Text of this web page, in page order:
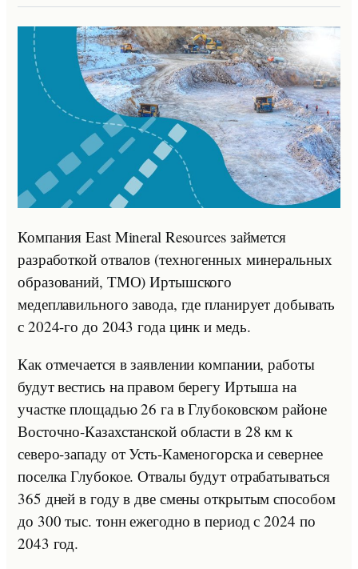
Компания East Mineral Resources займется
разработкой отвалов (техногенных минеральных
образований, ТМО) Иртышского
медеплавильного завода, где планирует добывать
с 2024-го до 2043 года цинк и медь.
Как отмечается в заявлении компании, работы
будут вестись на правом берегу Иртыша на
участке площадью 26 га в Глубоковском районе
Восточно-Казахстанской области в 28 км к
северо-западу от Усть-Каменогорска и севернее
поселка Глубокое. Отвалы будут отрабатываться
365 дней в году в две смены открытым способом
до 300 тыс. тонн ежегодно в период с 2024 по
2043 год.